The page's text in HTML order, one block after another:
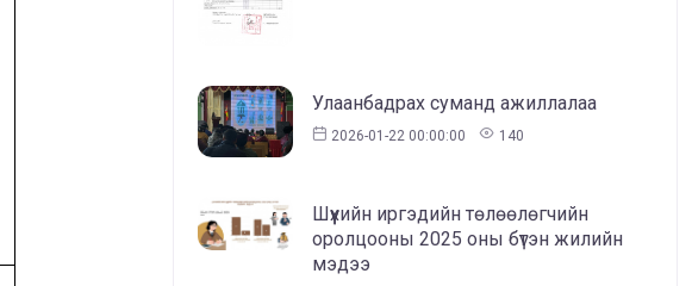
Улаанбадрах суманд ажиллалаа
2026-01-22 00:00:00 140
Шүүхийн иргэдийн төлөөлөгчийн
оролцооны 2025 оны бүтэн жилийн
мэдээ